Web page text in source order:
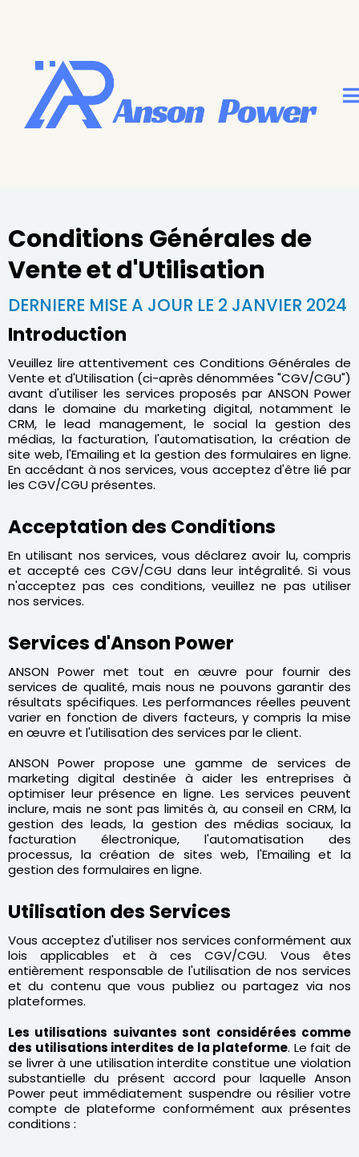
Conditions Générales de
Vente et d'Utilisation
DERNIERE MISE A JOUR LE 2 JANVIER 2024
Introduction
Veuillez lire attentivement ces Conditions Générales de
Vente et d'Utilisation (ci-après dénommées "CGV/CGU")
avant d'utiliser les services proposés par ANSON Power
dans le domaine du marketing digital, notamment le
CRM, le lead management, le social la gestion des
médias, la facturation, l'automatisation, la création de
site web, l'Emailing et la gestion des formulaires en ligne.
En accédant à nos services, vous acceptez d'être lié par
les CGV/CGU présentes.
Acceptation des Conditions
En utilisant nos services, vous déclarez avoir lu, compris
et accepté ces CGV/CGU dans leur intégralité. Si vous
n'acceptez pas ces conditions, veuillez ne pas utiliser
nos services.
Services d'Anson Power
ANSON Power met tout en œuvre pour fournir des
services de qualité, mais nous ne pouvons garantir des
résultats spécifiques. Les performances réelles peuvent
varier en fonction de divers facteurs, y compris la mise
en œuvre et l'utilisation des services par le client.
ANSON Power propose une gamme de services de
marketing digital destinée à aider les entreprises à
optimiser leur présence en ligne. Les services peuvent
inclure, mais ne sont pas limités à, au conseil en CRM, la
gestion des leads, la gestion des médias sociaux, la
facturation électronique, l'automatisation des
processus, la création de sites web, l'Emailing et la
gestion des formulaires en ligne.
Utilisation des Services
Vous acceptez d'utiliser nos services conformément aux
lois applicables et à ces CGV/CGU. Vous êtes
entièrement responsable de l'utilisation de nos services
et du contenu que vous publiez ou partagez via nos
plateformes.
Les utilisations suivantes sont considérées comme
des utilisations interdites de la plateforme. Le fait de
se livrer à une utilisation interdite constitue une violation
substantielle du présent accord pour laquelle Anson
Power peut immédiatement suspendre ou résilier votre
compte de plateforme conformément aux présentes
conditions :